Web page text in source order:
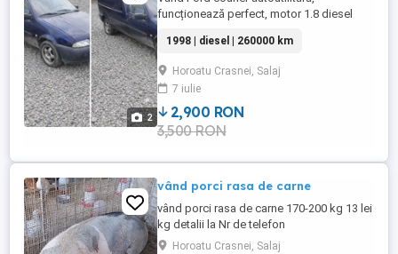
2
funcționează perfect, motor 1.8 diesel
și filtru schimbat, se mai oferă un
electromotor de rezervă, roata de rezervă,
cauciucuri bune, mașina are actele
expirare, mașina este autoutilitară în acte
sunt proprietar în acte se oferă ...
1998 | diesel | 260000 km
Horoatu Crasnei, Salaj
7 iulie
2,900 RON
3,500 RON
vând porci rasa de carne
vând porci rasa de carne 170-200 kg 13 lei
kg detalii la Nr de telefon
Horoatu Crasnei, Salaj